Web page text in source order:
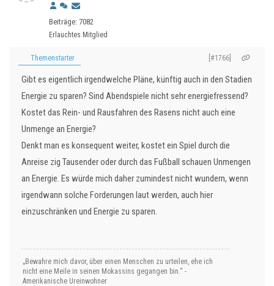
Beiträge: 7082
Erlauchtes Mitglied
Themenstarter [#1766]
Gibt es eigentlich irgendwelche Pläne, künftig auch in den Stadien
Energie zu sparen? Sind Abendspiele nicht sehr energiefressend?
Kostet das Rein- und Rausfahren des Rasens nicht auch eine
Unmenge an Energie?
Denkt man es konsequent weiter, kostet ein Spiel durch die
Anreise zig Tausender oder durch das Fußball schauen Unmengen
an Energie. Es würde mich daher zumindest nicht wundern, wenn
irgendwann solche Forderungen laut werden, auch hier
einzuschränken und Energie zu sparen.
„Bewahre mich davor, über einen Menschen zu urteilen, ehe ich
nicht eine Meile in seinen Mokassins gegangen bin.“ -
Amerikanische Ureinwohner